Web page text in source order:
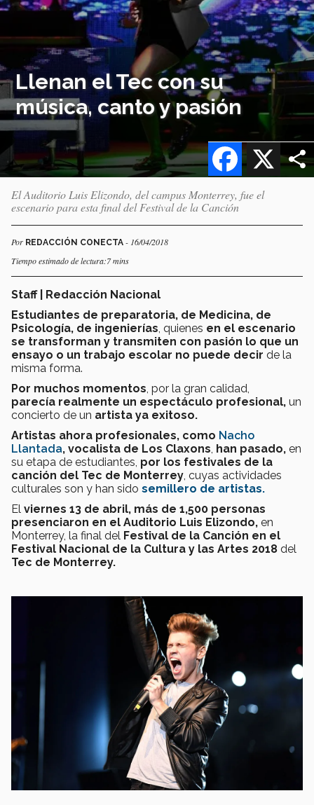
Llenan el Tec con su
música, canto y pasión
X
Facebook
El Auditorio Luis Elizondo, del campus Monterrey, fue el
escenario para esta final del Festival de la Canción
Por REDACCIÓN CONECTA - 16/04/2018
Tiempo estimado de lectura:7 mins
Staff | Redacción Nacional
Estudiantes de preparatoria, de Medicina, de
Psicología, de ingenierías , quienes en el escenario
se transforman y transmiten con pasión lo que un
ensayo o un trabajo escolar no puede decir de la
misma forma.
Por muchos momentos , por la gran calidad,
parecía realmente un espectáculo profesional, un
concierto de un artista ya exitoso.
Artistas ahora profesionales, como Nacho
Llantada, vocalista de Los Claxons han pasado, en
su etapa de estudiantes, por los festivales de la
canción del Tec de Monterrey , cuyas actividades
culturales son y han sido semillero de artistas.
El viernes 13 de abril, más de 1,500 personas
presenciaron en el Auditorio Luis Elizondo, en
Monterrey, la final del Festival de la Canción en el
Festival Nacional de la Cultura y las Artes 2018 del
Tec de Monterrey.